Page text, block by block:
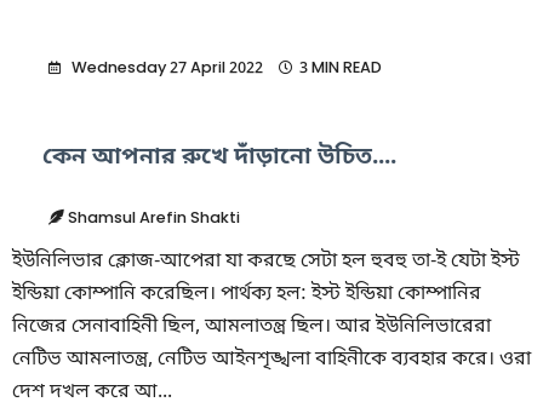
Wednesday 27 April 2022 3 MIN READ
কেন আপনার রুখে দাঁড়ানো উচিত....
Shamsul Arefin Shakti
ইউনিলিভার ক্লোজ-আপেরা যা করছে সেটা হল হুবহু তা-ই যেটা ইস্ট
ইন্ডিয়া কোম্পানি করেছিল। পার্থক্য হল: ইস্ট ইন্ডিয়া কোম্পানির
নিজের সেনাবাহিনী ছিল, আমলাতন্ত্র ছিল। আর ইউনিলিভারেরা
নেটিভ আমলাতন্ত্র, নেটিভ আইনশৃঙ্খলা বাহিনীকে ব্যবহার করে। ওরা
দেশ দখল করে আ...